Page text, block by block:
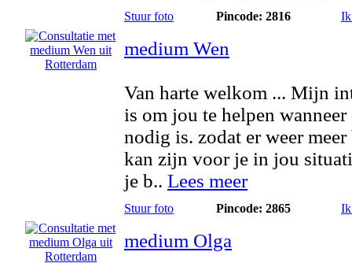
Stuur foto Pincode: 2816 Ik
medium Wen
Van harte welkom ... Mijn
is om jou te helpen
nodig is. zodat er weer meer
kan zijn voor je in jou
je b.. Lees meer
Stuur foto Pincode: 2865 Ik
medium Olga